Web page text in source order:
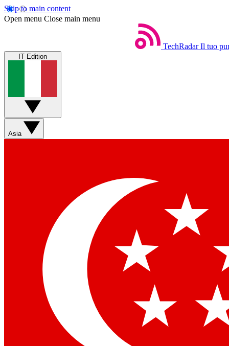
Skip to main content
Open menu Close main menu
TechRadar Il tuo
IT Edition
Asia